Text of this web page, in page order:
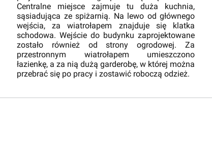
Centralne miejsce zajmuje tu duża kuchnia,
sąsiadująca ze spiżarnią. Na lewo od głównego
wejścia, za wiatrołapem znajduje się klatka
schodowa. Wejście do budynku zaprojektowane
zostało również od strony ogrodowej. Za
przestronnym wiatrołapem umieszczono
łazienkę, a za nią dużą garderobę, w której można
przebrać się po pracy i zostawić roboczą odzież.